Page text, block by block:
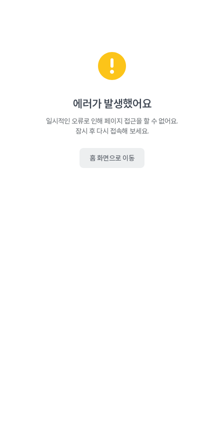
에러가 발생했어요
일시적인 오류로 인해 페이지 접근을 할 수 없어요.
잠시 후 다시 접속해 보세요.
홈 화면으로 이동